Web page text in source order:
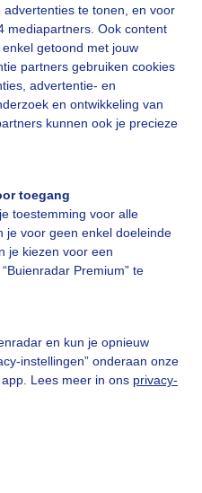
te tonen, en voor
mediapartners. Ook content
getoond met jouw
partners gebruiken cookies
advertentie- en
en ontwikkeling van
kunnen ook je precieze
toegang
toestemming voor alle
je voor geen enkel doeleinde
je kiezen voor een
Premium” te
en kun je opnieuw
instellingen” onderaan onze
Lees meer in ons privacy-